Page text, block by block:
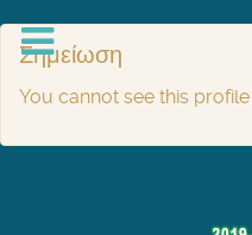
Σημείωση
You cannot see this